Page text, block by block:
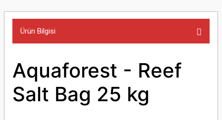
Ürün Bilgisi
Aquaforest - Reef
Salt Bag 25 kg